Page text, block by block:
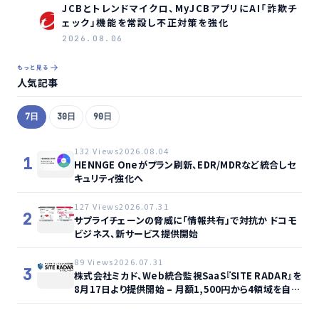
JCBとトレンドマイクロ、MyJCBアプリにAI「詐欺チ
ェック」機能を常設し不正対策を強化
2026.08.06
もっと見る
人気記事
7日 30日 90日
1
132 Views2026.08.04
HENNGE Oneがプラン刷新、EDR/MDRなど統合しセ
キュリティ強化へ
2
127 Views2026.07.31
サプライチェーンの脅威に「情報共有」で対抗か ドコモ
ビジネス、新サービス提供開始
3
89 Views2026.07.31
株式会社ミカド、Web統合監視SaaS『SITE RADAR』を
8月17日より提供開始 – 月額1,500円から4領域を自動
監視、動的サイト…